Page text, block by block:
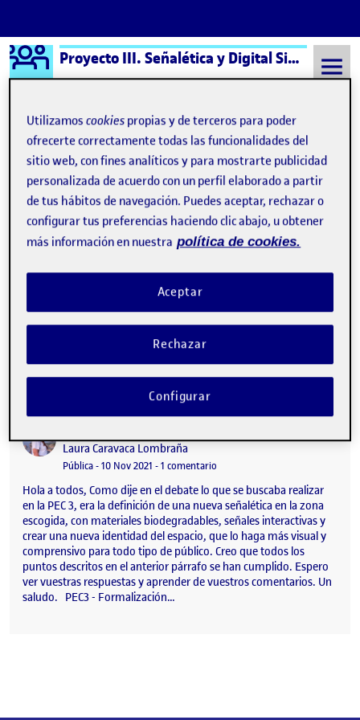
Saltar al contenido
Logo Ágora Proyecto III. Señalética y Digital Signage aula 2
Semestre 20211 - Aula 2 PEC3 - Formalización del sistema
PEC3 - Formalización del
sistema
Publicado porPEC3 – Formalización del sistema
Aida Martinez Martos
Visibilidad:
Pública-Fecha de publicación
27 Nov 2021-comentarioen PEC3 – Formalización del
Hola a tod@s, Aquí adjunto mi presentación y mi vídeo. Un
Publicado por
Laura Caravaca Lombraña
Visibilidad:
Pública-Fecha de publicación
10 Nov 2021 30 noviembre, 2021 8:56 am
-1 comentario
Hola a todos, Como dije en el debate lo que se buscaba realizar
en la PEC 3, era la definición de una nueva señalética en la zona
escogida, con materiales biodegradables, señales interactivas y
crear una nueva identidad del espacio, que lo haga más visual y
comprensivo para todo tipo de público. Creo que todos los
puntos descritos en el anterior párrafo se han cumplido. Espero
ver vuestras respuestas y aprender de vuestros comentarios. Un
saludo. PEC3 - Formalización…
Utilizamoscookies propias y de terceros para poder
ofrecerte correctamente todas las funcionalidades del
sitio web, con fines analíticos y para mostrarte publicidad
personalizada de acuerdo con un perfil elaborado a partir
de tus hábitos de navegación. Puedes aceptar, rechazar o
configurar tus preferencias haciendo clic abajo, u obtener
más información en nuestra política de cookies.
Rechazar
Aceptar
Configurar